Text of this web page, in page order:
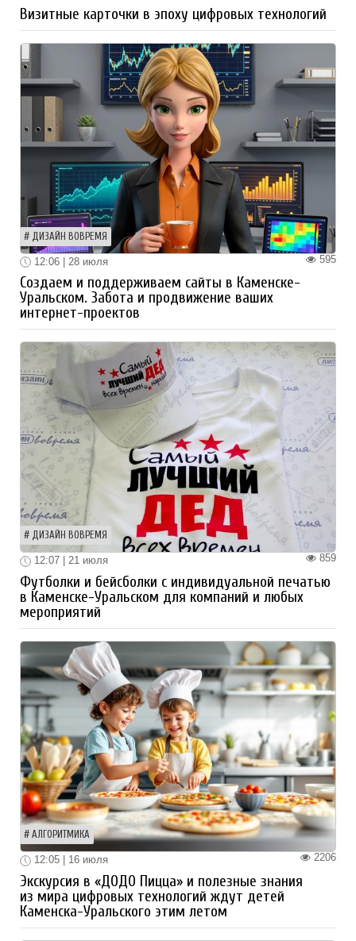
Визитные карточки в эпоху цифровых технологий
ДИЗАЙН ВОВРЕМЯ
595
12:06 | 28 июля
Создаем и поддерживаем сайты в Каменске-
Уральском. Забота и продвижение ваших
интернет-проектов
ДИЗАЙН ВОВРЕМЯ
859
12:07 | 21 июля
Футболки и бейсболки с индивидуальной печатью
в Каменске-Уральском для компаний и любых
мероприятий
АЛГОРИТМИКА
2206
12:05 | 16 июля
Экскурсия в «ДОДО Пицца» и полезные знания
из мира цифровых технологий ждут детей
Каменска-Уральского этим летом